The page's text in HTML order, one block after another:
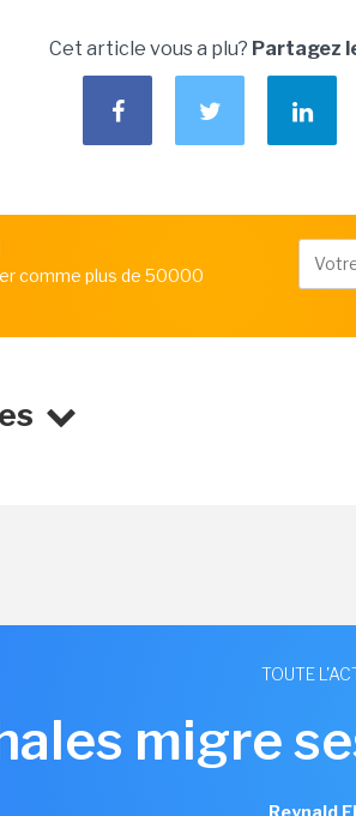
Cet article vous a plu? Partagez
comme plus de 50000
TOUTE
migre
Reynald